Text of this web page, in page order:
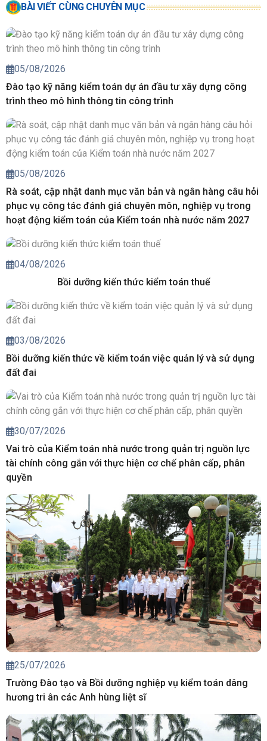
BÀI VIẾT CÙNG CHUYÊN MỤC
05/08/2026
Đào tạo kỹ năng kiểm toán dự án đầu tư xây dựng công
trình theo mô hình thông tin công trình
05/08/2026
Rà soát, cập nhật danh mục văn bản và ngân hàng câu hỏi
phục vụ công tác đánh giá chuyên môn, nghiệp vụ trong
hoạt động kiểm toán của Kiểm toán nhà nước năm 2027
04/08/2026
Bồi dưỡng kiến thức kiểm toán thuế
03/08/2026
Bồi dưỡng kiến thức về kiểm toán việc quản lý và sử dụng
đất đai
30/07/2026
Vai trò của Kiểm toán nhà nước trong quản trị nguồn lực
tài chính công gắn với thực hiện cơ chế phân cấp, phân
quyền
25/07/2026
Trường Đào tạo và Bồi dưỡng nghiệp vụ kiểm toán dâng
hương tri ân các Anh hùng liệt sĩ